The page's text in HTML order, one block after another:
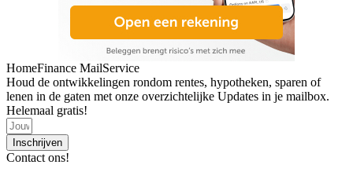
HomeFinance MailService
Houd de ontwikkelingen rondom rentes, hypotheken, sparen of
lenen in de gaten met onze overzichtelijke Updates in je mailbox.
Helemaal gratis!
Inschrijven
Contact ons!